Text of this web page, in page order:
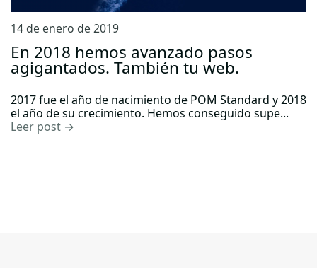
14 de enero de 2019
En 2018 hemos avanzado pasos
agigantados. También tu web.
2017 fue el año de nacimiento de POM Standard y 2018
el año de su crecimiento. Hemos conseguido supe...
Leer post →